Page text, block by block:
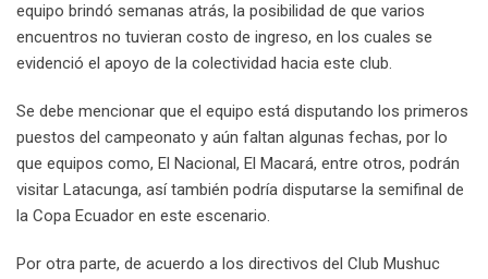
equipo brindó semanas atrás, la posibilidad de que varios
encuentros no tuvieran costo de ingreso, en los cuales se
evidenció el apoyo de la colectividad hacia este club.
Se debe mencionar que el equipo está disputando los primeros
puestos del campeonato y aún faltan algunas fechas, por lo
que equipos como, El Nacional, El Macará, entre otros, podrán
visitar Latacunga, así también podría disputarse la semifinal de
la Copa Ecuador en este escenario.
Por otra parte, de acuerdo a los directivos del Club Mushuc